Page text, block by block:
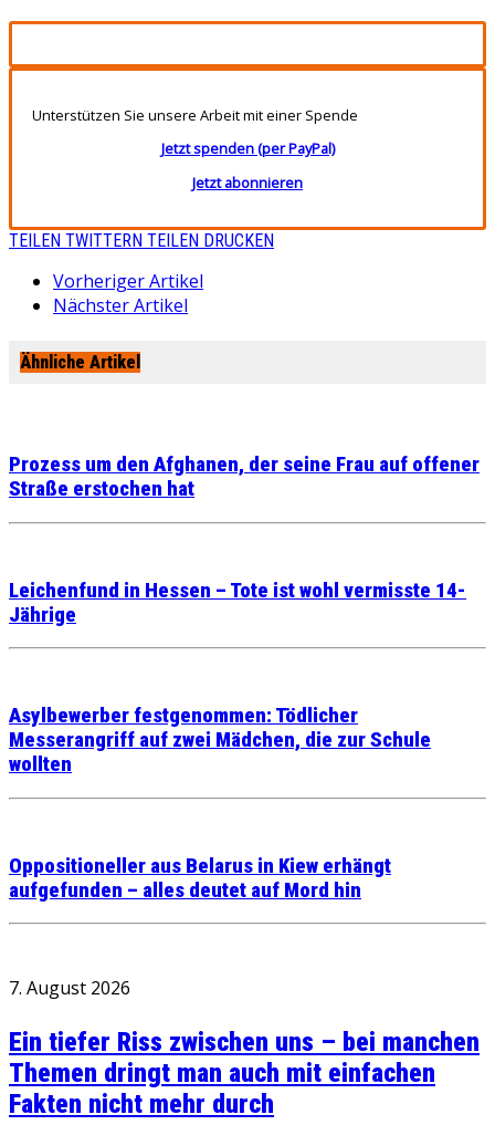
Unterstützen Sie unsere Arbeit mit einer Spende
Jetzt spenden (per PayPal)
Jetzt abonnieren
TEILEN TWITTERN TEILEN DRUCKEN
Vorheriger Artikel
Nächster Artikel
Ähnliche Artikel
Prozess um den Afghanen, der seine Frau auf offener
Straße erstochen hat
Leichenfund in Hessen – Tote ist wohl vermisste 14-
Jährige
Asylbewerber festgenommen: Tödlicher
Messerangriff auf zwei Mädchen, die zur Schule
wollten
Oppositioneller aus Belarus in Kiew erhängt
aufgefunden – alles deutet auf Mord hin
7. August 2026
Ein tiefer Riss zwischen uns – bei manchen
Themen dringt man auch mit einfachen
Fakten nicht mehr durch